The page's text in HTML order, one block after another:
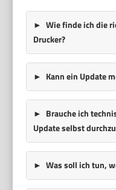
Wie finde ich die
Drucker?
Kann ein Update
Brauche ich
Update selbst
Was soll ich tun,